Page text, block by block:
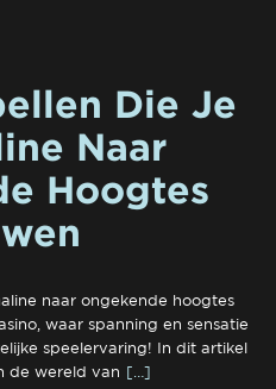
Die Je
Naar
Hoogtes
naar ongekende hoogtes
waar spanning en sensatie
speelervaring! In dit artikel
de wereld van […]